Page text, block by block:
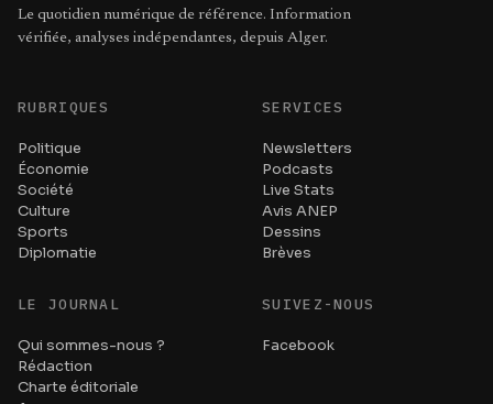
Le quotidien numérique de référence. Information
vérifiée, analyses indépendantes, depuis Alger.
RUBRIQUES
Politique
Économie
Société
Culture
Sports
Diplomatie
SERVICES
Newsletters
Podcasts
Live Stats
Avis ANEP
Dessins
Brèves
LE JOURNAL
Qui sommes-nous ?
Rédaction
Charte éditoriale
SUIVEZ-NOUS
Facebook